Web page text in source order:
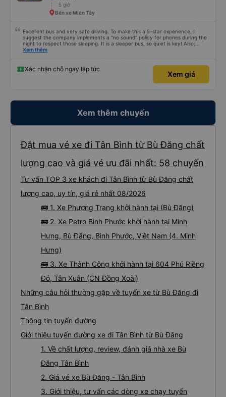
5 giờ
Bến xe Miền Tây
Excellent bus and very safe driving. To make this a 5-star experience, I
suggest the company implements a "no sound" policy for phones during the
night to respect those sleeping. It is a sleeper bus, so quiet is key! Also,
please display the Wi-Fi password clearly inside the cabin for convenience. I
quy định rõ ràng về việc giữ im lặng (tắt âm thanh điện thoại) vào ban đêm
để tránh làm phiền hành khách khác ngủ. Ngoài ra, nhà xe nên dán sẵn mật
khẩu Wi-Fi trong xe để hành khách dễ dàng sử dụng. Tôi vẫn sẽ tiếp tục ủng
Xem thêm
Xác nhận chỗ ngay lập tức
Xem giá
Xem thêm chuyến
Đặt mua vé xe đi Tân Bình từ Bù Đăng chất
lượng cao và giá vé ưu đãi nhất: 58 chuyến
Tư vấn TOP 3 xe khách đi Tân Bình từ Bù Đăng chất
lượng cao, uy tín, giá rẻ nhất 08/2026
🚌 1. Xe Phương Trang khởi hành tại (Bù Đăng)
🚌 2. Xe Petro Bình Phước khởi hành tại Minh
Hưng, Bù Đăng, Bình Phước, Việt Nam (4. Minh
Hưng)
🚌 3. Xe Thành Công khởi hành tại 604 Phú Riềng
Đỏ, Tân Xuân (CN Đồng Xoài)
Những câu hỏi thường gặp về tuyến xe từ Bù Đăng đi
Tân Bình
Thông tin tuyến đường
Giới thiệu tuyến đường xe đi Tân Bình từ Bù Đăng
1. Về chất lượng, review, đánh giá nhà xe Bù
Đăng Tân Bình
2. Giá vé xe Bù Đăng - Tân Bình
3. Giới thiệu, tư vấn các dòng xe chạy tuyến